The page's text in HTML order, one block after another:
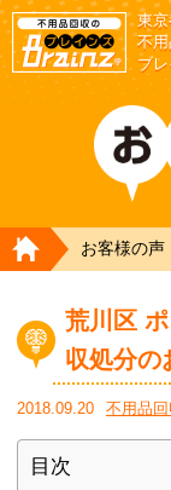
東
不
ブ
HOME
お客様の声
荒川区
収処分の
2018.09.20 不用品回
目次